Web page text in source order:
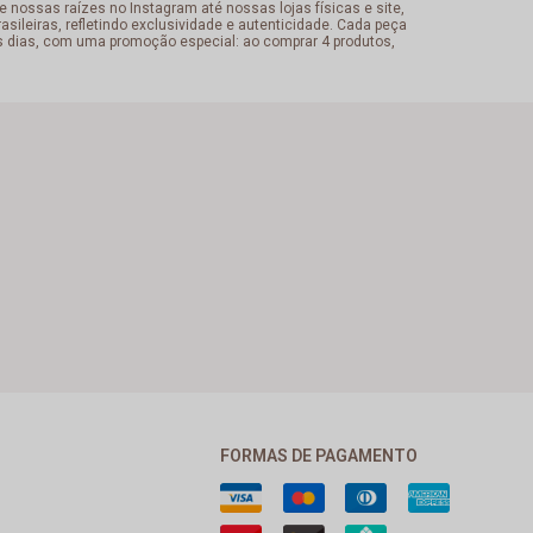
nossas raízes no Instagram até nossas lojas físicas e site,
refletindo exclusividade e autenticidade. Cada peça
com uma promoção especial: ao comprar 4 produtos,
FORMAS DE PAGAMENTO